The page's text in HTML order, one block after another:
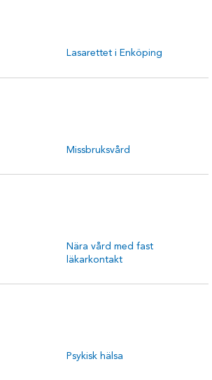
Lasarettet i Enköping
Missbruksvård
Nära vård med fast
läkarkontakt
Psykisk hälsa